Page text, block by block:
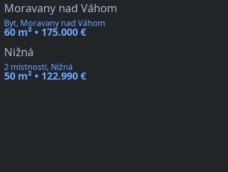
Moravany nad Váhom
Byt, Moravany nad Váhom
60 m² • 175.000 €
Nižná
2 místnosti, Nižná
50 m² • 122.990 €